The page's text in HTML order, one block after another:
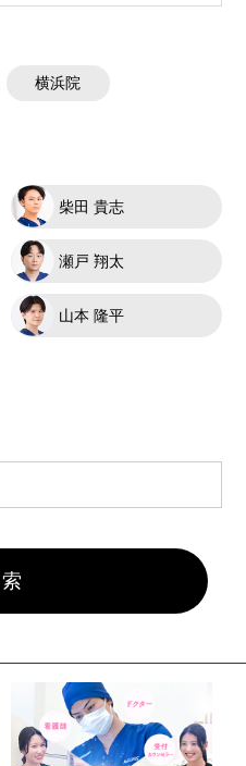
横浜院
柴田 貴志
瀬戸 翔太
山本 隆平